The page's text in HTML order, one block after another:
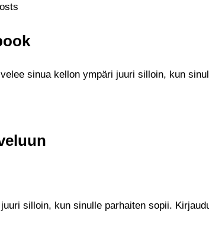
sinua kellon ympäri juuri silloin, kun
silloin, kun sinulle parhaiten sopii.